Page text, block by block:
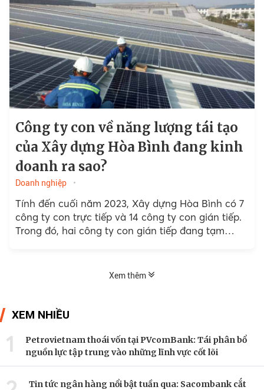
Công ty con về năng lượng tái tạo
của Xây dựng Hòa Bình đang kinh
doanh ra sao?
Doanh nghiệp
Tính đến cuối năm 2023, Xây dựng Hòa Bình có 7
công ty con trực tiếp và 14 công ty con gián tiếp.
Trong đó, hai công ty con gián tiếp đang tạm
Xem thêm
XEM NHIỀU
1
Petrovietnam thoái vốn tại PVcomBank: Tái phân bổ
nguồn lực tập trung vào những lĩnh vực cốt lõi
Tin tức ngân hàng nổi bật tuần qua: Sacombank cắt